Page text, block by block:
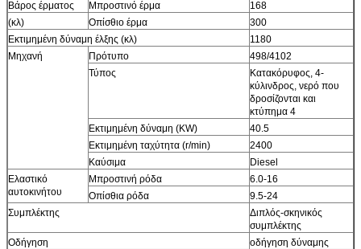
Βάρος έρματος
Μπροστινό έρμα
168
(κλ)
Οπίσθιο έρμα
300
Εκτιμημένη δύναμη έλξης (κλ)
1180
Μηχανή
Πρότυπο
498/4102
Τύπος
Κατακόρυφος, 4-
κύλινδρος, νερό που
δροσίζονται και
κτύπημα 4
Εκτιμημένη δύναμη (KW)
40.5
Εκτιμημένη ταχύτητα (r/min)
2400
Καύσιμα
Diesel
Ελαστικό
αυτοκινήτου
Μπροστινή ρόδα
6.0-16
Οπίσθια ρόδα
9.5-24
Συμπλέκτης
Διπλός-σκηνικός
συμπλέκτης
Οδήγηση
οδήγηση δύναμης